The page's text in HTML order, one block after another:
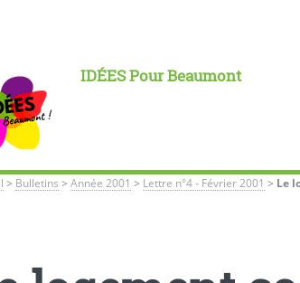
IDÉES Pour Beaumont
> Bulletins >Année 2001 > Lettre n°4 - Février 2001 > Le